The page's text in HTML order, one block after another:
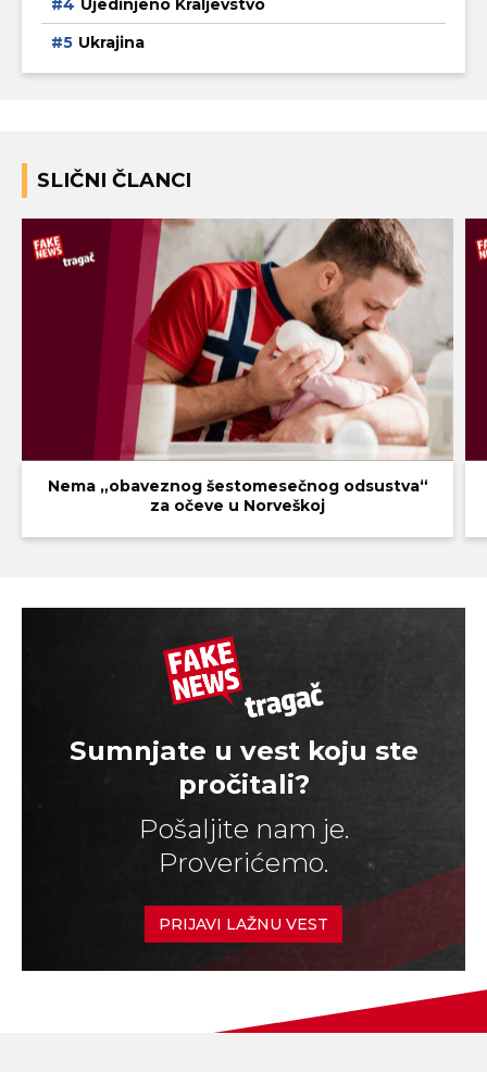
Ujedinjeno Kraljevstvo
Ukrajina
SLIČNI ČLANCI
Nema „obaveznog šestomesečnog odsustva“
za očeve u Norveškoj
Sumnjate u vest koju ste
pročitali?
Pošaljite nam je.
Proverićemo.
PRIJAVI LAŽNU VEST